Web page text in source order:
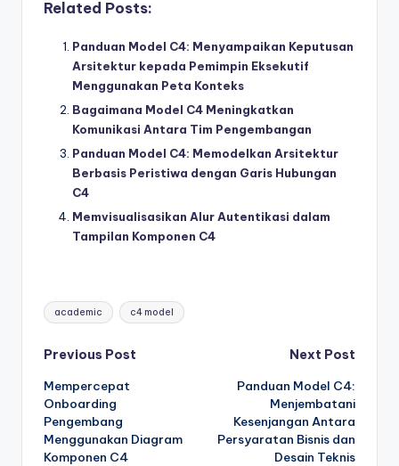
Related Posts:
Panduan Model C4: Menyampaikan Keputusan
Arsitektur kepada Pemimpin Eksekutif
Menggunakan Peta Konteks
Bagaimana Model C4 Meningkatkan
Komunikasi Antara Tim Pengembangan
Panduan Model C4: Memodelkan Arsitektur
Berbasis Peristiwa dengan Garis Hubungan
C4
Memvisualisasikan Alur Autentikasi dalam
Tampilan Komponen C4
Tags:
academic c4 model
Post
navigation
Previous Post
Mempercepat
Onboarding
Pengembang
Menggunakan Diagram
Komponen C4
Next Post
Panduan Model C4:
Menjembatani
Kesenjangan Antara
Persyaratan Bisnis dan
Desain Teknis